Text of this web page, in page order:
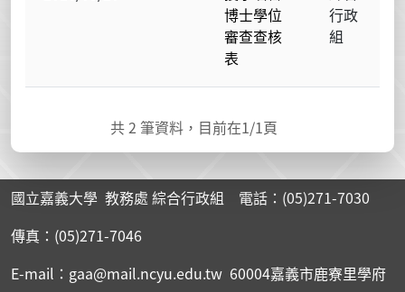
博士學位
審查查核
表
行政
組
共2 筆資料，目前在1/1頁
國立嘉義大學 教務處 綜合行政組 電話：(05)271-7030
傳真：(05)271-7046
E-mail：gaa@mail.ncyu.edu.tw 60004嘉義市鹿寮里學府